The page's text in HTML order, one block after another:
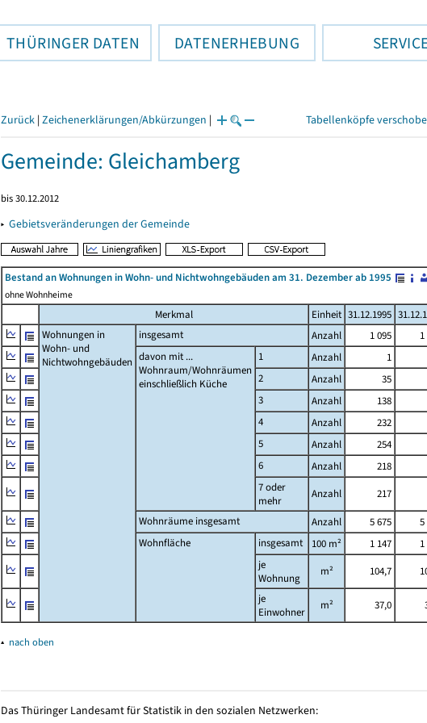
THÜRINGER DATEN DATENERHEBUNG
Zurück | Zeichenerklärungen/Abkürzungen | Tabellenköpfe
Gemeinde: Gleichamberg
bis 30.12.2012
▸ Gebietsveränderungen der Gemeinde
Bestand an Wohnungen in Wohn- und Nichtwohngebäuden am 31. Dezember ab 1995
ohne Wohnheime
Merkmal Einheit 31.12.1995
Wohnungen in
Wohn- und
Nichtwohngebäuden
insgesamt Anzahl 1 095
davon mit ...
Wohnraum/Wohnräumen
einschließlich Küche
1 Anzahl 1
2
Anzahl 35
3
Anzahl 138
4
Anzahl 232
5
Anzahl 254
6
Anzahl 218
7 oder
mehr
Anzahl 217
Wohnräume insgesamt
Anzahl 5 675 5
Wohnfläche
insgesamt 100 m² 1 147
je
Wohnung
m² 104,7
je
Einwohner
m² 37,0
▴ nach oben
Das Thüringer Landesamt für Statistik in den sozialen Netzwerken: